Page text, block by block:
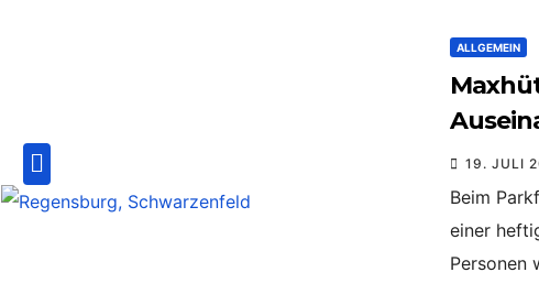
ALLGEMEIN
19. JULI
Beim
einer
Personen